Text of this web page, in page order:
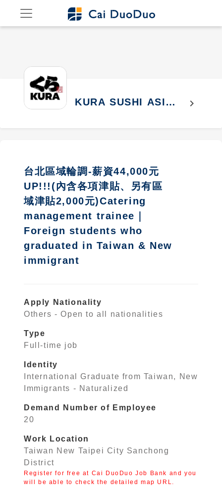
KURA SUSHI ASIA
chevron_right
台北區域輪調-薪資44,000元
UP!!!(內含各項津貼、另有區
域津貼2,000元)Catering
management trainee｜
Foreign students who
graduated in Taiwan & New
immigrant
Apply Nationality
Others - Open to all nationalities
Type
Full-time job
Identity
International Graduate from Taiwan, New
Immigrants - Naturalized
Demand Number of Employee
20
Work Location
Taiwan New Taipei City Sanchong
District
Register for free at Cai DuoDuo Job Bank and you
will be able to check the detailed map URL.